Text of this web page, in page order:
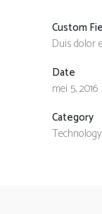
Custom
Duis dolor
Date
mei 5, 2016
Category
Technology